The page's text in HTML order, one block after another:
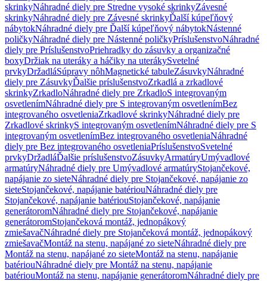
skrinkyNáhradné diely pre Stredne vysoké skrinkyZávesné
skrinkyNáhradné diely pre Závesné skrinkyĎalší kúpeľňový
nábytokNáhradné diely pre Ďalší kúpeľňový nábytokNástenné
poličkyNáhradné diely pre Nástenné poličkyPríslušenstvoNáhradné
diely pre PríslušenstvoPriehradky do zásuvky a organizačné
boxyDržiak na uteráky a háčiky na uterákySvetelné
prvkyDržadláSúpravy nôhMagnetické tabuleZásuvkyNáhradné
diely pre ZásuvkyĎalšie príslušenstvoZrkadlá a zrkadlové
skrinkyZrkadloNáhradné diely pre ZrkadloS integrovaným
osvetlenímNáhradné diely pre S integrovaným osvetlenímBez
integrovaného osvetleniaZrkadlové skrinkyNáhradné diely pre
Zrkadlové skrinkyS integrovaným osvetlenímNáhradné diely pre S
integrovaným osvetlenímBez integrovaného osvetleniaNáhradné
diely pre Bez integrovaného osvetleniaPríslušenstvoSvetelné
prvkyDržadláĎalšie príslušenstvoZásuvkyArmatúryUmývadlové
armatúryNáhradné diely pre Umývadlové armatúryStojančekové,
napájanie zo sieteNáhradné diely pre Stojančekové, napájanie zo
sieteStojančekové, napájanie batériouNáhradné diely pre
Stojančekové, napájanie batériouStojančekové, napájanie
generátoromNáhradné diely pre Stojančekové, napájanie
generátoromStojančeková montáž, jednopákový
zmiešavačNáhradné diely pre Stojančeková montáž, jednopákový
zmiešavačMontáž na stenu, napájané zo sieteNáhradné diely pre
Montáž na stenu, napájané zo sieteMontáž na stenu, napájanie
batériouNáhradné diely pre Montáž na stenu, napájanie
batériouMontáž na stenu, napájanie generátoromNáhradné diely pre